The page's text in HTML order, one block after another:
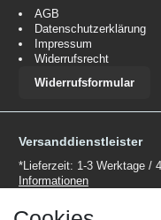
AGB
Datenschutzerklärung
Impressum
Widerrufsrecht
Widerrufsformular
Versanddienstleister
*Lieferzeit: 1-3 Werktage /
Informationen